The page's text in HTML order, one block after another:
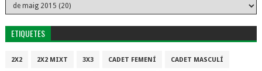
ETIQUETES
2X2 2X2 MIXT 3X3 CADET FEMENÍ CADET MASCULÍ